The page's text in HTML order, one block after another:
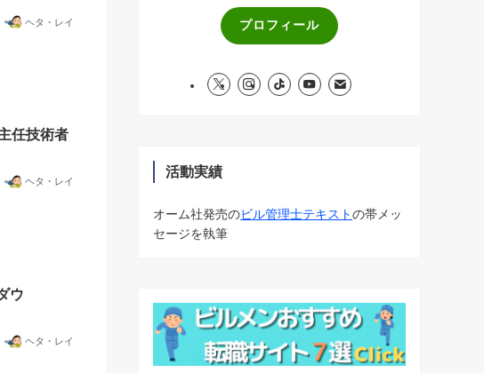
ヘタ・レイ
任技術者
ヘタ・レイ
ウ
ヘタ・レイ
プロフィール
活動実績
オーム社発売のビル管理士テキストの帯メッ
セージを執筆